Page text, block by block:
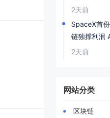
2天前
SpaceX首
链独撑利润
2天前
网站分类
区块链